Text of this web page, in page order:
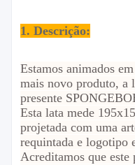
1. Descrição:
Estamos animados
mais novo produto, a
presente
Esta lata mede
projetada com uma
requintada e logotipo
Acreditamos que este